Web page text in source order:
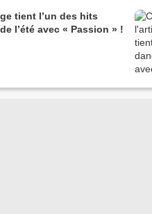
tient l’un des hits
l’été avec « Passion » !